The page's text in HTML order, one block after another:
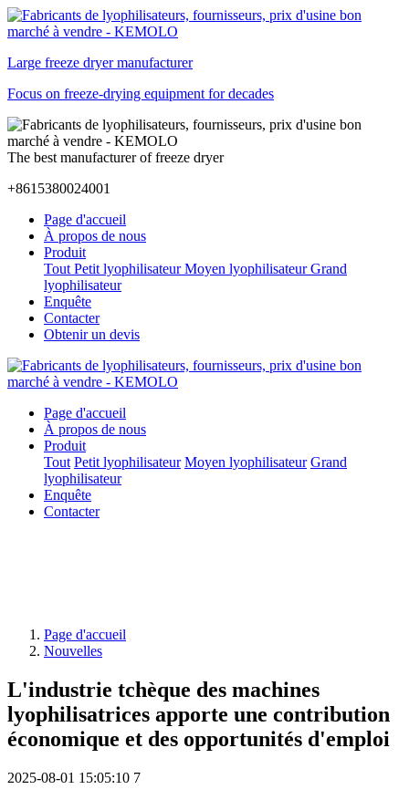
Large freeze dryer manufacturer
Focus on freeze-drying equipment for decades
The best manufacturer of freeze dryer
+8615380024001
Page d'accueil
À propos de nous
Produit
Tout Petit lyophilisateur Moyen lyophilisateur Grand
lyophilisateur
Enquête
Contacter
Obtenir un devis
Page d'accueil
À propos de nous
Produit
Tout Petit lyophilisateur Moyen lyophilisateur Grand
lyophilisateur
Enquête
Contacter
Page d'accueil
Nouvelles
L'industrie tchèque des machines
lyophilisatrices apporte une contribution
économique et des opportunités d'emploi
2025-08-01 15:05:10 7